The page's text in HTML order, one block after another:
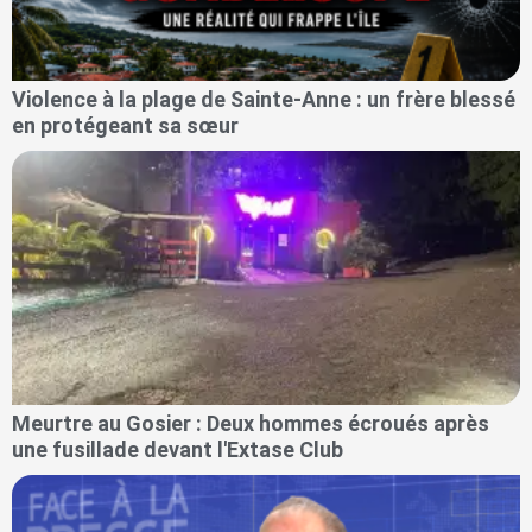
Violence à la plage de Sainte-Anne : un frère blessé
en protégeant sa sœur
Meurtre au Gosier : Deux hommes écroués après
une fusillade devant l'Extase Club